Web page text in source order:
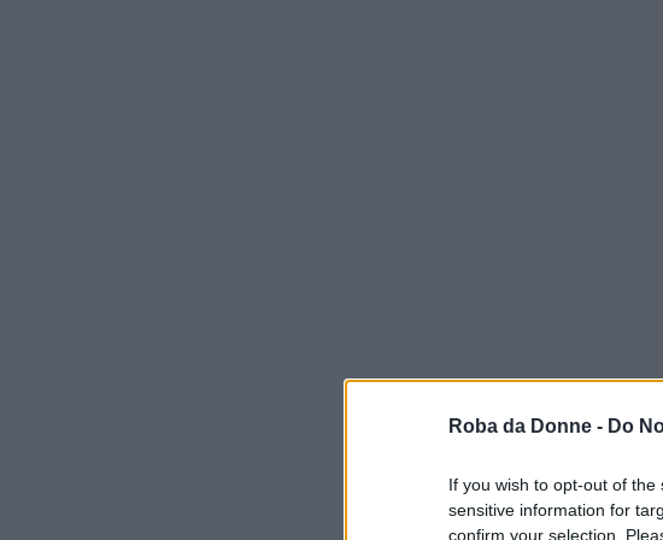
Roba da Donne - Do
If you wish to opt-out of
sensitive information for
confirm your selection.